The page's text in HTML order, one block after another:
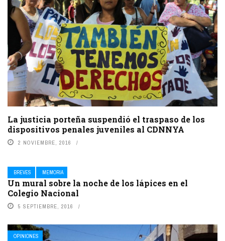
La justicia porteña suspendió el traspaso de los
dispositivos penales juveniles al CDNNYA
2 NOVIEMBRE, 2016
BREVES MEMORIA
Un mural sobre la noche de los lápices en el
Colegio Nacional
5 SEPTIEMBRE, 2016
OPINIONES